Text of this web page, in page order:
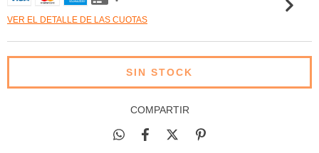
VER EL DETALLE DE LAS CUOTAS
COMPARTIR